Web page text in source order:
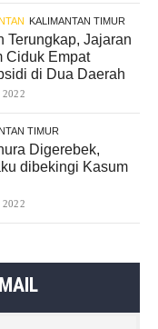
KALIMANTAN TIMUR
Terungkap, Jajaran
Ciduk Empat
di Dua Daerah
TIMUR
Digerebek,
dibekingi Kasum